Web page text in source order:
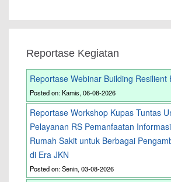
Reportase Kegiatan
Reportase Webinar Building Resilient
Posted on: Kamis, 06-08-2026
Reportase Workshop Kupas Tuntas
Pelayanan RS Pemanfaatan
Rumah Sakit untuk Berbagai
di Era JKN
Posted on: Senin, 03-08-2026